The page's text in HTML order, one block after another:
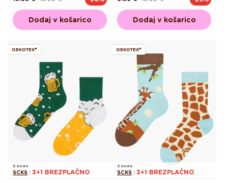
Dodaj v košarico Dodaj v košarico
OEKOTEX®
S kodo
SCKS : 3+1 BREZPLAČNO
OEKOTEX®
S kodo
SCKS : 3+1 BREZPLAČNO